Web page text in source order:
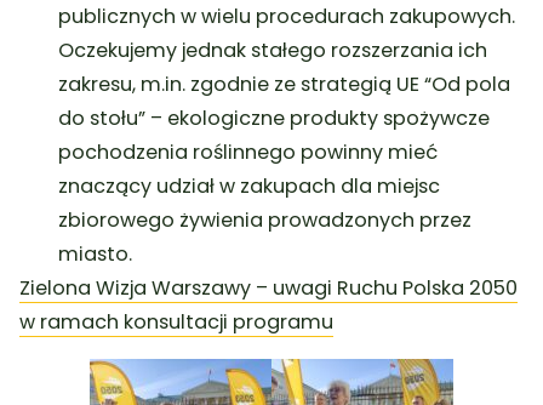
publicznych w wielu procedurach zakupowych.
Oczekujemy jednak stałego rozszerzania ich
zakresu, m.in. zgodnie ze strategią UE “Od pola
do stołu” – ekologiczne produkty spożywcze
pochodzenia roślinnego powinny mieć
znaczący udział w zakupach dla miejsc
zbiorowego żywienia prowadzonych przez
miasto.
Zielona Wizja Warszawy – uwagi Ruchu Polska 2050
w ramach konsultacji programu